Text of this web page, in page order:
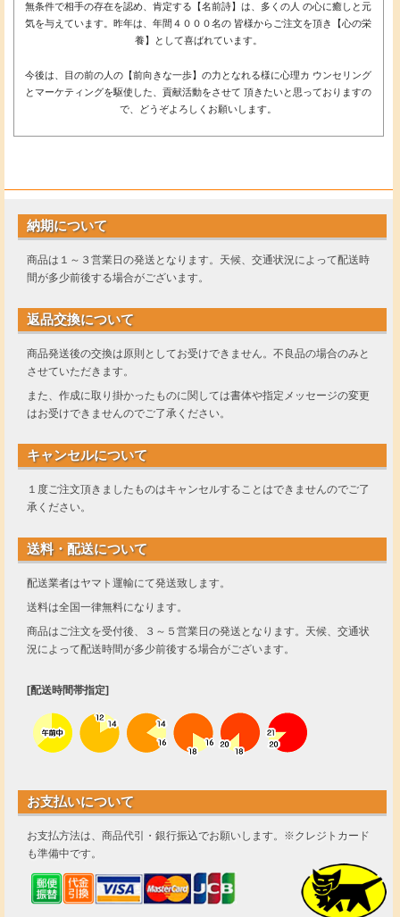
無条件で相手の存在を認め、肯定する【名前詩】は、多くの人 の心に癒しと元
気を与えています。昨年は、年間４０００名の 皆様からご注文を頂き【心の栄
養】として喜ばれています。
今後は、目の前の人の【前向きな一歩】の力となれる様に心理カ ウンセリング
とマーケティングを駆使した、貢献活動をさせて 頂きたいと思っておりますの
で、どうぞよろしくお願いします。
納期について
商品は１～３営業日の発送となります。天候、交通状況によって配送時
間が多少前後する場合がございます。
返品交換について
商品発送後の交換は原則としてお受けできません。不良品の場合のみと
させていただきます。
また、作成に取り掛かったものに関しては書体や指定メッセージの変更
はお受けできませんのでご了承ください。
キャンセルについて
１度ご注文頂きましたものはキャンセルすることはできませんのでご了
承ください。
送料・配送について
配送業者はヤマト運輸にて発送致します。
送料は全国一律無料になります。
商品はご注文を受付後、３～５営業日の発送となります。天候、交通状
況によって配送時間が多少前後する場合がございます。
[配送時間帯指定]
お支払いについて
お支払方法は、商品代引・銀行振込でお願いします。※クレジトカード
も準備中です。